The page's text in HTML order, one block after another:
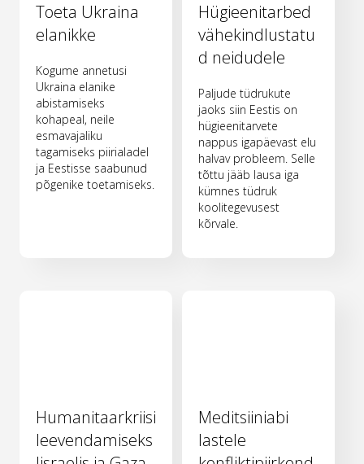
Toeta Ukraina
elanikke
Kogume annetusi
Ukraina elanike
abistamiseks
kohapeal, neile
esmavajaliku
tagamiseks piirialadel
ja Eestisse saabunud
põgenike toetamiseks.
Hügieenitarbed
vähekindlustatu
d neidudele
Paljude tüdrukute
jaoks siin Eestis on
hügieenitarvete
nappus igapäevast elu
halvav probleem. Selle
tõttu jääb lausa iga
kümnes tüdruk
koolitegevusest
kõrvale.
Humanitaarkriisi
leevendamiseks
Meditsiiniabi
lastele